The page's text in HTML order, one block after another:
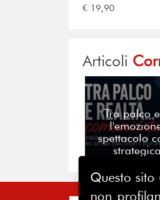
€ 19,90
Articoli
Tra palco
spettacolo
Questo sito
non